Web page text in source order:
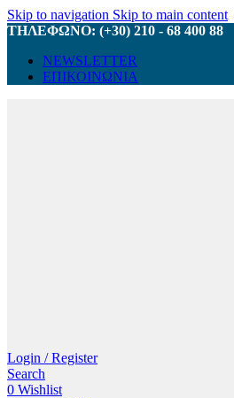
Skip to navigation Skip to main content
ΤΗΛΕΦΩΝΟ: (+30) 210 - 68 400 88
NEWSLETTER
ΕΠΙΚΟΙΝΩΝΙΑ
Login / Register
Search
0 Wishlist